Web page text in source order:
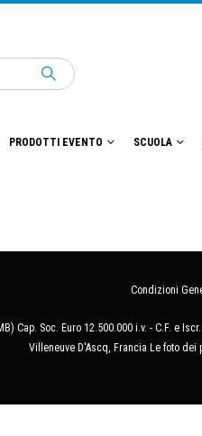
PRODOTTI EVENTO SCUOLA
Condizioni
Cap. Soc. Euro 12.500.000 i.v. - C.F. e
Villeneuve D'Ascq, Francia Le foto